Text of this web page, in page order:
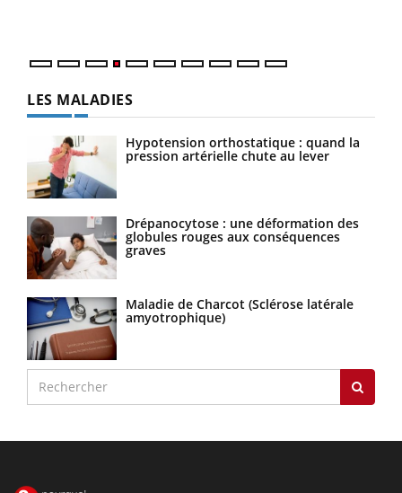
LES MALADIES
Hypotension orthostatique : quand la
pression artérielle chute au lever
Drépanocytose : une déformation des
globules rouges aux conséquences
graves
Maladie de Charcot (Sclérose latérale
amyotrophique)